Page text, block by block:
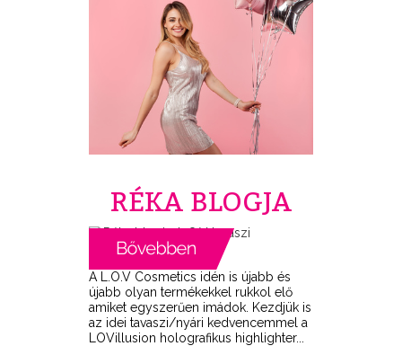
RÉKA BLOGJA
A L.O.V Cosmetics idén is újabb és
újabb olyan termékekkel rukkol elő
amiket egyszerűen imádok. Kezdjük is
az idei tavaszi/nyári kedvencemmel a
LOVillusion holografikus highlighter...